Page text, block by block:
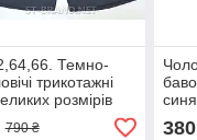
Темно-
трикотажні
розмірів
790 ₴ 380